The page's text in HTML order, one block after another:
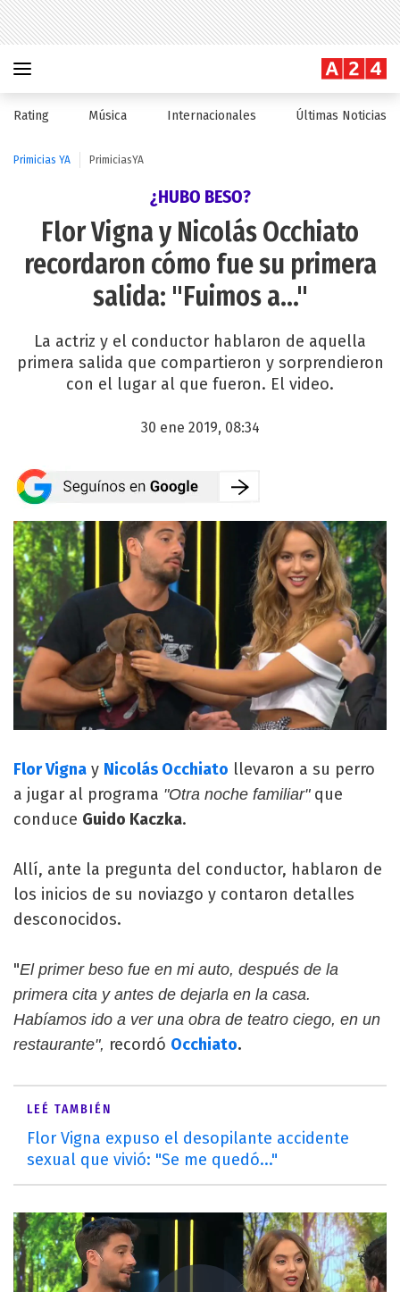
Rating Música Internacionales Últimas Noticias
Primicias YA PrimiciasYA
¿HUBO BESO?
Flor Vigna y Nicolás Occhiato
recordaron cómo fue su primera
salida: "Fuimos a..."
La actriz y el conductor hablaron de aquella
primera salida que compartieron y sorprendieron
con el lugar al que fueron. El video.
30 ene 2019, 08:34
Flor Vigna y Nicolás Occhiato llevaron a su perro
a jugar al programa "Otra noche familiar"que
conduce Guido Kaczka.
Allí, ante la pregunta del conductor, hablaron de
los inicios de su noviazgo y contaron detalles
desconocidos.
"El primer beso fue en mi auto, después de la
primera cita y antes de dejarla en la casa.
Habíamos ido a ver una obra de teatro ciego, en un
restaurante", recordó Occhiato.
LEÉ TAMBIÉN
Flor Vigna expuso el desopilante accidente
sexual que vivió: "Se me quedó..."